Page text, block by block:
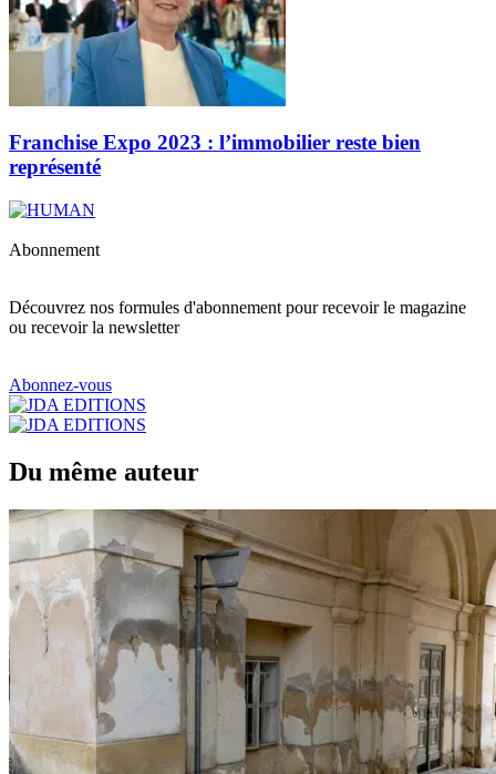
Franchise Expo 2023 : l’immobilier reste bien
représenté
Abonnement
Découvrez nos formules d'abonnement pour recevoir le magazine
ou recevoir la newsletter
Abonnez-vous
Du même auteur